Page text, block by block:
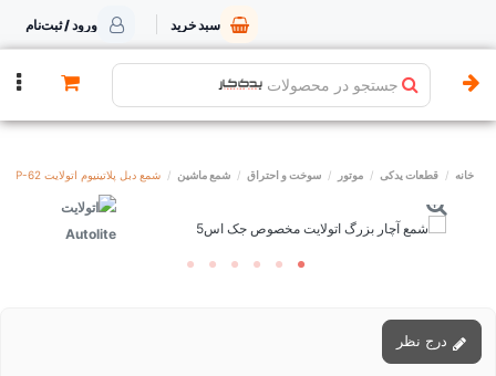
سبد خرید ورود / ثبت‌نام
جستجو در محصولات
خانه قطعات یدکی موتور سوخت و احتراق شمع ماشین شمع دبل پلاتینیوم اتولایت APP-62 انگلستان